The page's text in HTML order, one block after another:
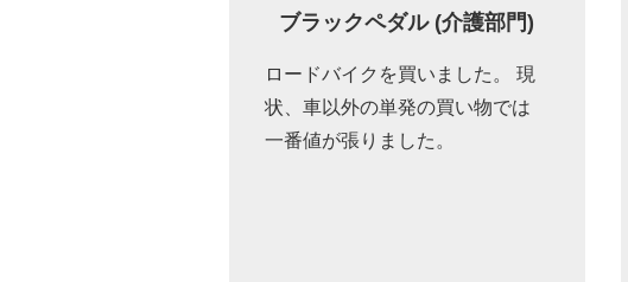
ブラックペダル (介護部門)
ロードバイクを買いました。 現
状、車以外の単発の買い物では
一番値が張りました。